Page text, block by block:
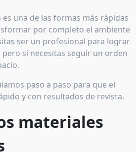
una de las formas más rápidas
por completo el ambiente
ser un profesional para lograr
sí necesitas seguir un orden
paso a paso para que el
y con resultados de revista.
materiales